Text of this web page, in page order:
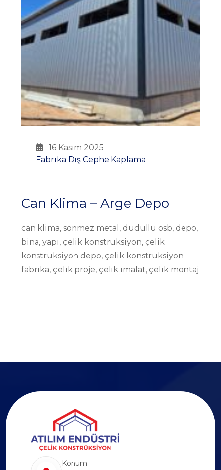
16 Kasım 2025
Fabrika Dış Cephe Kaplama
Can Klima – Arge Depo
can klima, sönmez metal, dudullu osb, depo,
bina, yapı, çelik konstrüksiyon, çelik
konstrüksiyon depo, çelik konstrüksiyon
fabrika, çelik proje, çelik imalat, çelik montaj
Konum